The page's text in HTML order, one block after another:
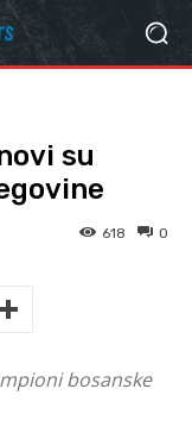
su
0
618
bosanske